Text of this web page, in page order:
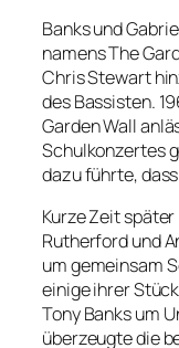
Banks und
namens The
Chris Stewart
des Bassisten.
Garden Wall
Schulkonzertes
dazu führte,
Kurze Zeit
Rutherford und
um gemeinsam
einige ihrer
Tony Banks um
überzeugte die